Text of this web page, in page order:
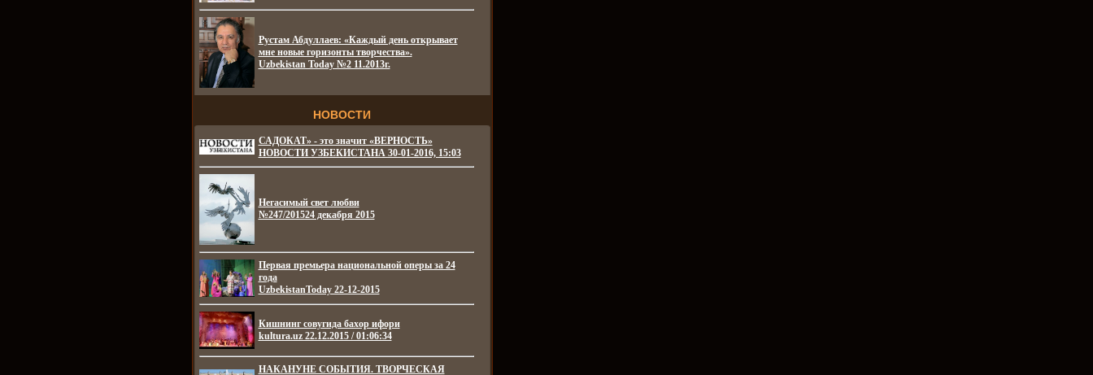
Рустам Абдуллаев: «Каждый день открывает
мне новые горизонты творчества».
Uzbekistan Today №2 11.2013г.
НОВОСТИ
САДОКАТ» - это значит «ВЕРНОСТЬ»
НОВОСТИ УЗБЕКИСТАНА 30-01-2016, 15:03
Негасимый свет любви
№247/201524 декабря 2015
Первая премьера национальной оперы за 24
года
UzbekistanToday 22-12-2015
Кишнинг совугида бахор ифори
kultura.uz 22.12.2015 / 01:06:34
НАКАНУНЕ СОБЫТИЯ. ТВОРЧЕСКАЯ